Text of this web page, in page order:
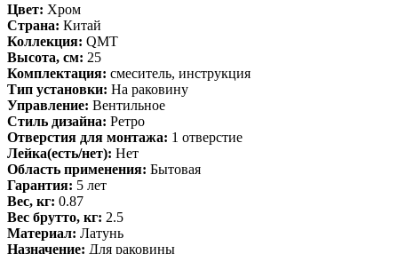
Цвет: Хром
Страна: Китай
Коллекция: QMT
Высота, см: 25
Комплектация: смеситель, инструкция
Тип установки: На раковину
Управление: Вентильное
Стиль дизайна: Ретро
Отверстия для монтажа: 1 отверстие
Лейка(есть/нет): Нет
Область применения: Бытовая
Гарантия: 5 лет
Вес, кг: 0.87
Вес брутто, кг: 2.5
Материал: Латунь
Назначение: Для раковины